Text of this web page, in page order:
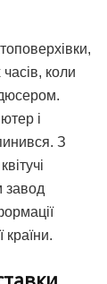
коли
і
З
завод